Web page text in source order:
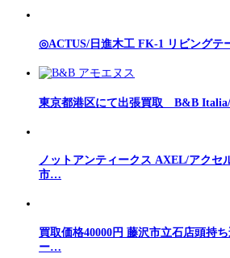
◎ACTUS/日進木工 FK-1 リビングテ
東京都港区にて出張買取 B&B
ノットアンティークス AXEL/アクセ
市…
買取価格40000円 藤沢市立石店頭持
ー…